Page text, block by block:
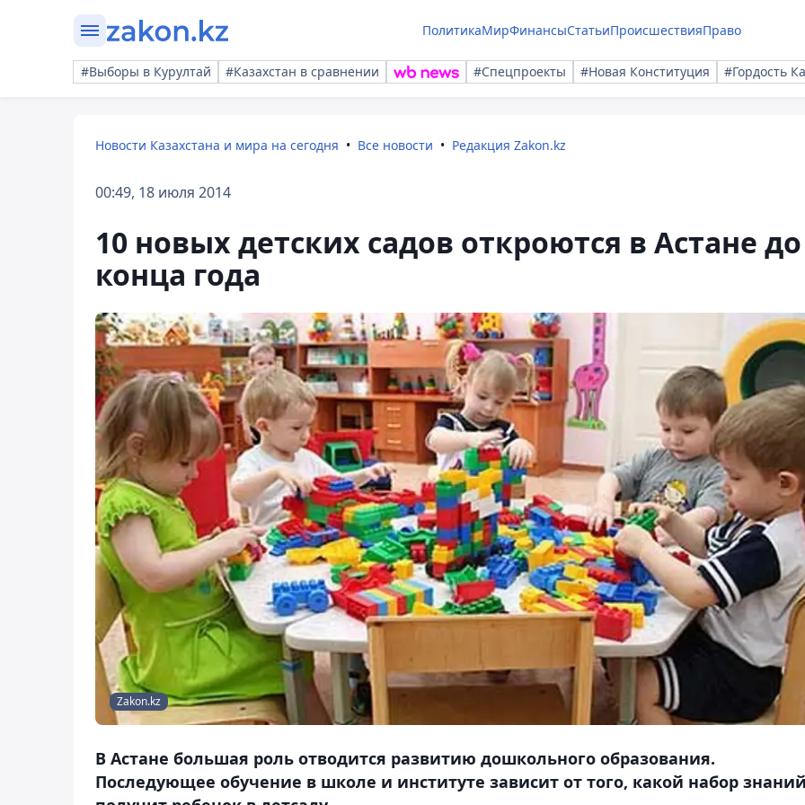
ПолитикаМирФинансыСтатьиПроисшествияПраво
#Выборы в Курултай #Казахстан в сравнении #Спецпроекты #Новая Конституция #Гордость
Новости Казахстана и мира на сегодня Все новости Редакция Zakon.kz
00:49, 18 июля 2014
10 новых детских садов откроются в Астане до
конца года
Zakon.kz
В Астане большая роль отводится развитию дошкольного образования.
Последующее обучение в школе и институте зависит от того, какой набор